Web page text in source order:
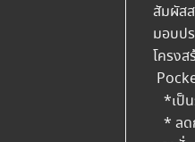
สัมผัส
มอบป
โครงส
*เป็
* ลด